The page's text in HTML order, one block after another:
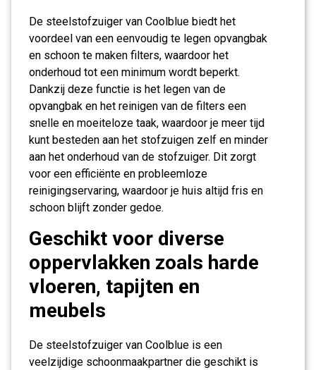
De steelstofzuiger van Coolblue biedt het
voordeel van een eenvoudig te legen opvangbak
en schoon te maken filters, waardoor het
onderhoud tot een minimum wordt beperkt.
Dankzij deze functie is het legen van de
opvangbak en het reinigen van de filters een
snelle en moeiteloze taak, waardoor je meer tijd
kunt besteden aan het stofzuigen zelf en minder
aan het onderhoud van de stofzuiger. Dit zorgt
voor een efficiënte en probleemloze
reinigingservaring, waardoor je huis altijd fris en
schoon blijft zonder gedoe.
Geschikt voor diverse
oppervlakken zoals harde
vloeren, tapijten en
meubels
De steelstofzuiger van Coolblue is een
veelzijdige schoonmaakpartner die geschikt is